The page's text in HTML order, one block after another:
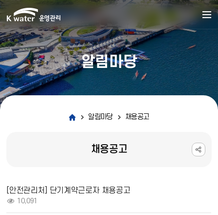
알림마당
알림마당 채용공고
채용공고
[안전관리처] 단기계약근로자 채용공고
10,091